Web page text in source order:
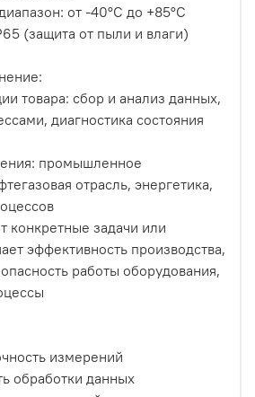
от -40°C до +85°C
(защита от пыли и влаги)
товара: сбор и анализ данных,
диагностика состояния
промышленное
отрасль, энергетика,
конкретные задачи или
эффективность производства,
работы оборудования,
измерений
обработки данных